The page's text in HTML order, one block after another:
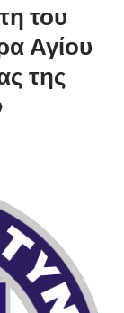
του
Αγίου
της